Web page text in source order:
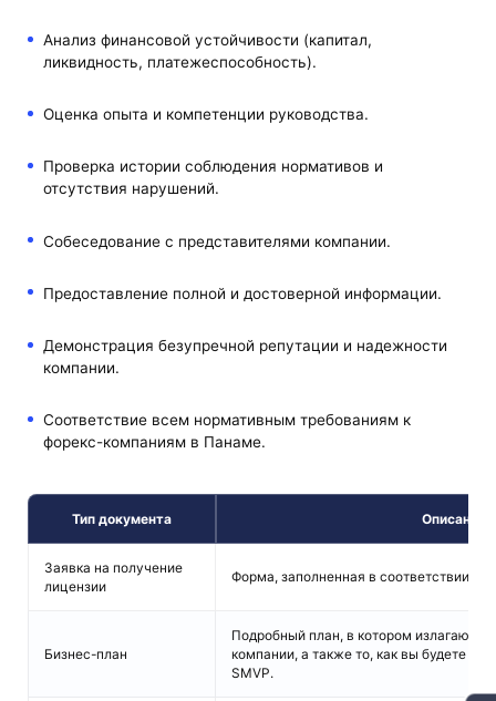
Анализ финансовой устойчивости (капитал,
ликвидность, платежеспособность).
Оценка опыта и компетенции руководства.
Проверка истории соблюдения нормативов и
отсутствия нарушений.
Собеседование с представителями компании.
Предоставление полной и достоверной информации.
Демонстрация безупречной репутации и надежности
компании.
Соответствие всем нормативным требованиям к
форекс-компаниям в Панаме.
Тип документа Описание
Заявка на получение
лицензии
Форма, заполненная в соответствии с
Бизнес-план
Подробный план, в котором излагаются
компании, а также то, как вы будете
SMVP.